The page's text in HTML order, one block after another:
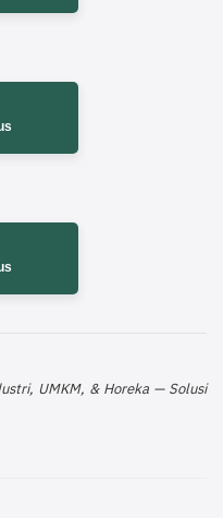
UMKM, & Horeka — Solusi